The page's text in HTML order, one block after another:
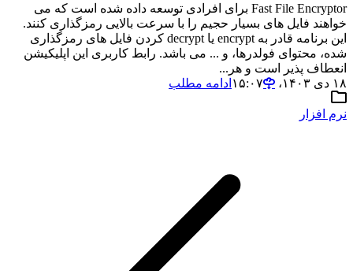
Fast File Encryptor برای افرادی توسعه داده شده است که می
خواهند فایل های بسیار حجیم را با سرعت بالایی رمزگذاری کنند.
این برنامه قادر به encrypt یا decrypt کردن فایل های رمزگذاری
شده، محتوای فولدرها، و ... می باشد. رابط کاربری این اپلیکیشن
انعطاف پذیر است و هر...
۱۸ دی ۱۴۰۳،‏ ۱۵:۰۷
ادامه مطلب
نرم افزار